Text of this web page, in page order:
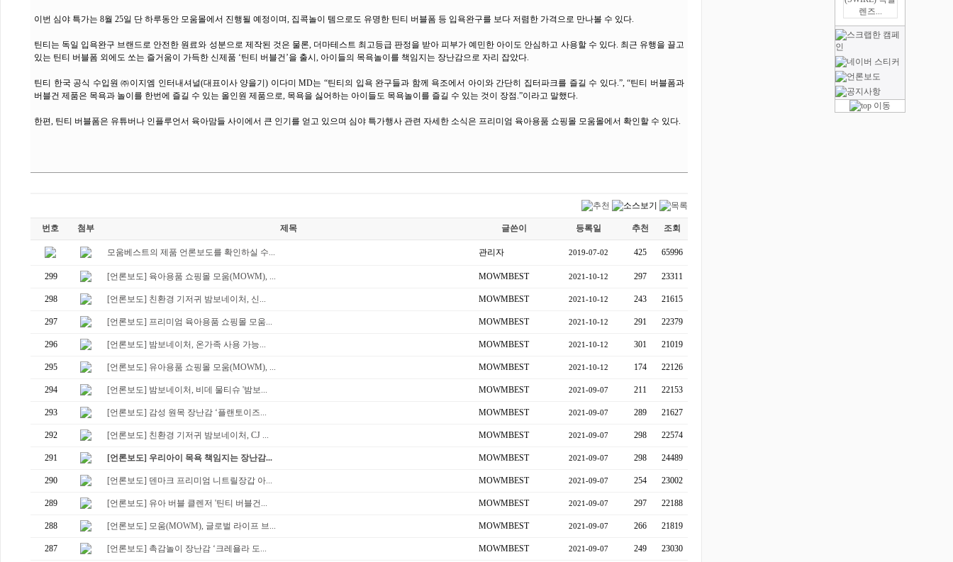
이번 심야 특가는 8월 25일 단 하루동안 모움몰에서 진행될 예정이며, 집콕놀이 템으로도 유명한 틴티 버블폼 등 입욕완구를 보다 저렴한 가격으로 만나볼 수 있다.
틴티는 독일 입욕완구 브랜드로 안전한 원료와 성분으로 제작된 것은 물론, 더마테스트 최고등급 판정을 받아 피부가 예민한 아이도 안심하고 사용할 수 있다. 최근 유행을 끌고
있는 틴티 버블폼 외에도 쏘는 즐거움이 가득한 신제품 ‘틴티 버블건’을 출시, 아이들의 목욕놀이를 책임지는 장난감으로 자리 잡았다.
틴티 한국 공식 수입원 ㈜이지엠 인터내셔널(대표이사 양을기) 이다미 MD는 “틴티의 입욕 완구들과 함께 욕조에서 아이와 간단히 집터파크를 즐길 수 있다.”, “틴티 버블폼과
버블건 제품은 목욕과 놀이를 한번에 즐길 수 있는 올인원 제품으로, 목욕을 싫어하는 아이들도 목욕놀이를 즐길 수 있는 것이 장점.”이라고 말했다.
한편, 틴티 버블폼은 유튜버나 인플루언서 육아맘들 사이에서 큰 인기를 얻고 있으며 심야 특가행사 관련 자세한 소식은 프리미엄 육아용품 쇼핑몰 모움몰에서 확인할 수 있다.
번호 첨부 제목 글쓴이 등록일 추천 조회
모움베스트의 제품 언론보도를 확인하실 수... 관리자 2019-07-02 425 65996
299 [언론보도] 육아용품 쇼핑몰 모움(MOWM), ... MOWMBEST 2021-10-12 297 23311
298 [언론보도] 친환경 기저귀 밤보네이처, 신... MOWMBEST 2021-10-12 243 21615
297 [언론보도] 프리미엄 육아용품 쇼핑몰 모움... MOWMBEST 2021-10-12 291 22379
296 [언론보도] 밤보네이처, 온가족 사용 가능... MOWMBEST 2021-10-12 301 21019
295 [언론보도] 유아용품 쇼핑몰 모움(MOWM), ... MOWMBEST 2021-10-12 174 22126
294 [언론보도] 밤보네이처, 비데 물티슈 '밤보... MOWMBEST 2021-09-07 211 22153
293 [언론보도] 감성 원목 장난감 ‘플랜토이즈... MOWMBEST 2021-09-07 289 21627
292 [언론보도] 친환경 기저귀 밤보네이처, CJ ... MOWMBEST 2021-09-07 298 22574
291 [언론보도] 우리아이 목욕 책임지는 장난감... MOWMBEST 2021-09-07 298 24489
290 [언론보도] 덴마크 프리미엄 니트릴장갑 아... MOWMBEST 2021-09-07 254 23002
289 [언론보도] 유아 버블 클렌저 '틴티 버블건... MOWMBEST 2021-09-07 297 22188
288 [언론보도] 모움(MOWM), 글로벌 라이프 브... MOWMBEST 2021-09-07 266 21819
287 [언론보도] 촉감놀이 장난감 ‘크레욜라 도... MOWMBEST 2021-09-07 249 23030